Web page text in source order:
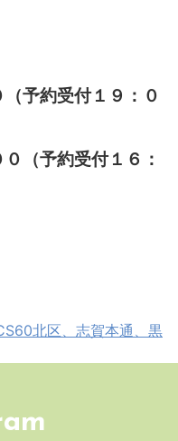
予約受付１９：０
（予約受付１６：
北区、志賀本通、黒